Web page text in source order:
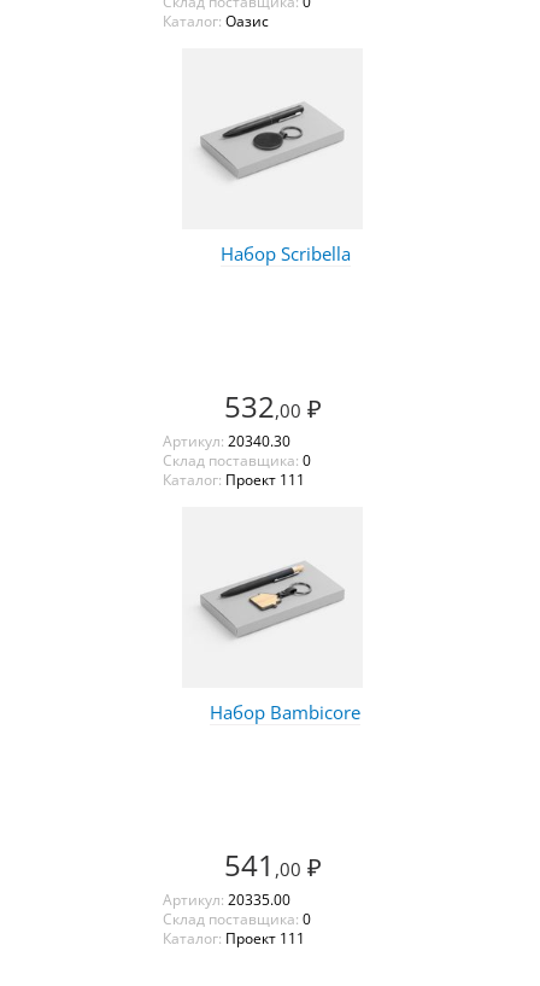
Каталог: Оазис
Набор Scribella
532,00 ₽
Артикул: 20340.30
Склад поставщика: 0
Каталог: Проект 111
Набор Bambicore
541 ,00 ₽
Артикул: 20335.00
Склад поставщика: 0
Каталог: Проект 111